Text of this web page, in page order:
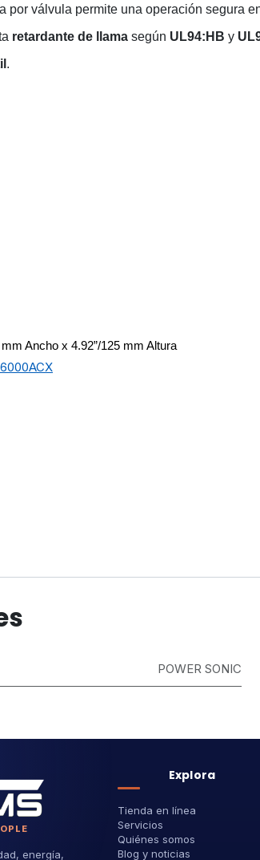
por válvula permite una operación segura
retardante de llama según UL94:HB y
.
Ancho x 4.92”/125 mm Altura
POWER SONIC
energía,
Explora
Tienda en línea
Servicios
Quiénes somos
Blog y noticias